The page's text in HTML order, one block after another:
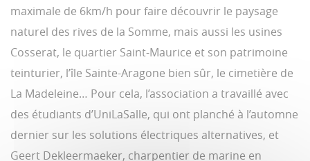
maximale de 6km/h pour faire découvrir le paysage
naturel des rives de la Somme, mais aussi les usines
Cosserat, le quartier Saint-Maurice et son patrimoine
teinturier, l’île Sainte-Aragone bien sûr, le cimetière de
La Madeleine… Pour cela, l’association a travaillé avec
des étudiants d’UniLaSalle, qui ont planché à l’automne
dernier sur les solutions électriques alternatives, et
Geert Dekleermaeker, charpentier de marine en